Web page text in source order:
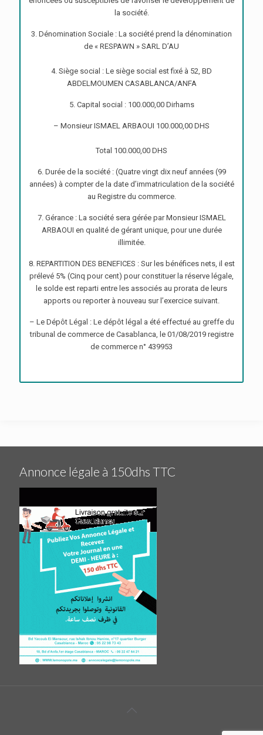
la société.
3. Dénomination Sociale : La société prend la dénomination
de « RESPAWN » SARL D’AU
4. Siège social : Le siège social est fixé à 52, BD
ABDELMOUMEN CASABLANCA/ANFA
5. Capital social : 100.000,00 Dirhams
– Monsieur ISMAEL ARBAOUI 100.000,00 DHS
Total 100.000,00 DHS
6. Durée de la société : (Quatre vingt dix neuf années (99
années) à compter de la date d’immatriculation de la société
au Registre du commerce.
7. Gérance : La société sera gérée par Monsieur ISMAEL
ARBAOUI en qualité de gérant unique, pour une durée
illimitée.
8. REPARTITION DES BENEFICES : Sur les bénéfices nets, il est
prélevé 5% (Cinq pour cent) pour constituer la réserve légale,
le solde est reparti entre les associés au prorata de leurs
apports ou reporter à nouveau sur l’exercice suivant.
– Le Dépôt Légal : Le dépôt légal a été effectué au greffe du
tribunal de commerce de Casablanca, le 01/08/2019 registre
de commerce n° 439953
Annonce légale à 150dhs TTC